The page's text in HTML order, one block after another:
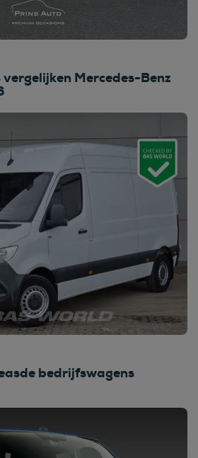
Mercedes-Benz
bedrijfswagens